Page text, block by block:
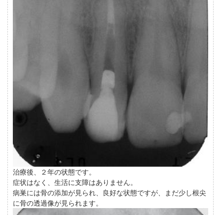
治療後、２年の状態です。
症状はなく、生活に支障はありません。
病巣には骨の添加が見られ、良好な状態ですが、まだ少し根尖
に骨の透過像が見られます。